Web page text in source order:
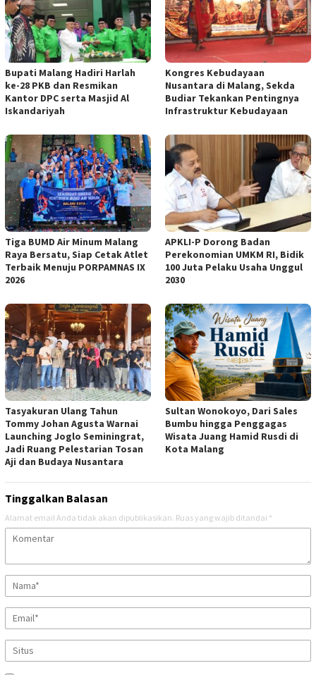
Bupati Malang Hadiri Harlah
ke-28 PKB dan Resmikan
Kantor DPC serta Masjid Al
Iskandariyah
Kongres Kebudayaan
Nusantara di Malang, Sekda
Budiar Tekankan Pentingnya
Infrastruktur Kebudayaan
Tiga BUMD Air Minum Malang
Raya Bersatu, Siap Cetak Atlet
Terbaik Menuju PORPAMNAS IX
2026
APKLI-P Dorong Badan
Perekonomian UMKM RI, Bidik
100 Juta Pelaku Usaha Unggul
2030
Tasyakuran Ulang Tahun
Tommy Johan Agusta Warnai
Launching Joglo Seminingrat,
Jadi Ruang Pelestarian Tosan
Aji dan Budaya Nusantara
Sultan Wonokoyo, Dari Sales
Bumbu hingga Penggagas
Wisata Juang Hamid Rusdi di
Kota Malang
Tinggalkan Balasan
Alamat email Anda tidak akan dipublikasikan. Ruas yang wajib ditandai *